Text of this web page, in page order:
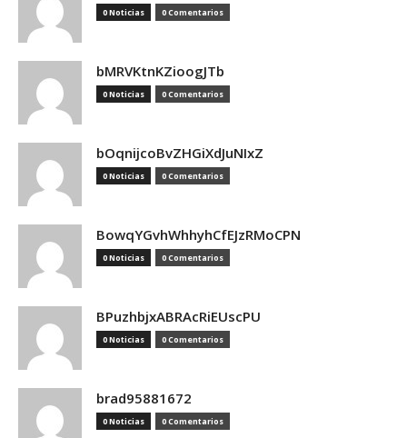
0 Noticias 0 Comentarios
bMRVKtnKZioogJTb
0 Noticias 0 Comentarios
bOqnijcoBvZHGiXdJuNIxZ
0 Noticias 0 Comentarios
BowqYGvhWhhyhCfEJzRMoCPN
0 Noticias 0 Comentarios
BPuzhbjxABRAcRiEUscPU
0 Noticias 0 Comentarios
brad95881672
0 Noticias 0 Comentarios